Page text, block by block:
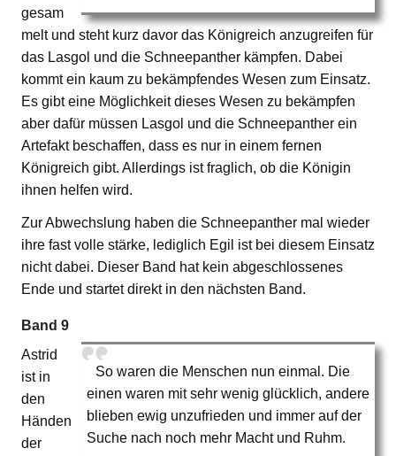
gesam
melt und steht kurz davor das Königreich anzugreifen für
das Lasgol und die Schneepanther kämpfen. Dabei
kommt ein kaum zu bekämpfendes Wesen zum Einsatz.
Es gibt eine Möglichkeit dieses Wesen zu bekämpfen
aber dafür müssen Lasgol und die Schneepanther ein
Artefakt beschaffen, dass es nur in einem fernen
Königreich gibt. Allerdings ist fraglich, ob die Königin
ihnen helfen wird.
Zur Abwechslung haben die Schneepanther mal wieder
ihre fast volle stärke, lediglich Egil ist bei diesem Einsatz
nicht dabei. Dieser Band hat kein abgeschlossenes
Ende und startet direkt in den nächsten Band.
Band 9
So waren die Menschen nun einmal. Die
einen waren mit sehr wenig glücklich, andere
blieben ewig unzufrieden und immer auf der
Suche nach noch mehr Macht und Ruhm.
Astrid
ist in
den
Händen
der